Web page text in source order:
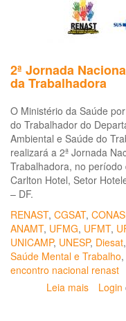
2ª Jornada
da Trabalhadora
O Ministério da Saúde
do Trabalhador do
Ambiental e Saúde do
realizará a 2ª Jornada
Trabalhadora, no
Carlton Hotel, Setor
– DF.
RENAST, CGSAT,
ANAMT, UFMG, UFMT,
UNICAMP, UNESP, Diesat,
Saúde Mental e Trabalho,
encontro nacional renast
Leia mais sobre
Login